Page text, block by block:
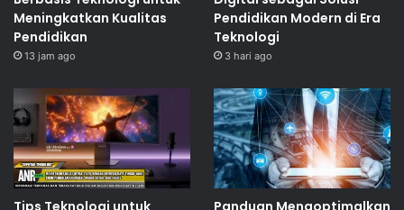
Meningkatkan Kualitas
Pendidikan
13 jam ago
Pendidikan Modern di Era
Teknologi
3 hari ago